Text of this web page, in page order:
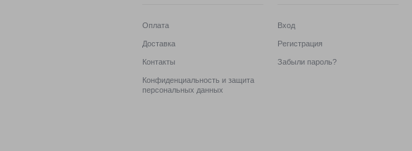
Оплата
Доставка
Контакты
Конфиденциальность и защита
персональных данных
Вход
Регистрация
Забыли пароль?